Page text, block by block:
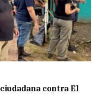
contra El